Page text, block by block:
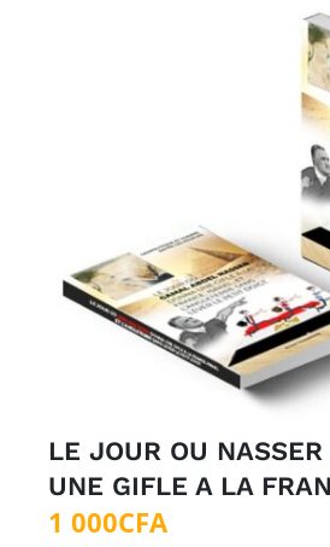
LE JOUR OU NASSER
UNE GIFLE A LA
1 000CFA